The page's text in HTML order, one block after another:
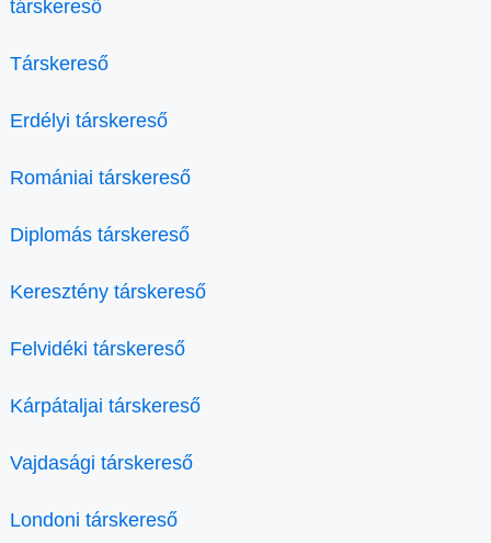
társkereső
Társkereső
Erdélyi társkereső
Romániai társkereső
Diplomás társkereső
Keresztény társkereső
Felvidéki társkereső
Kárpátaljai társkereső
Vajdasági társkereső
Londoni társkereső